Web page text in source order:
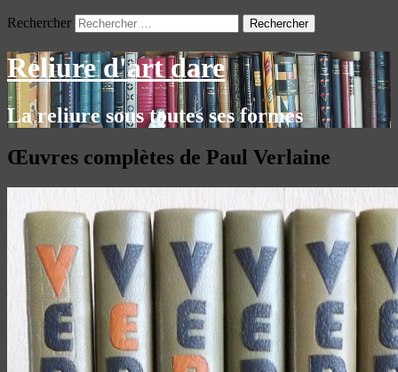
Rechercher
Reliure d'art dare
La reliure sous toutes ses formes
Œuvres complètes de Paul Verlaine